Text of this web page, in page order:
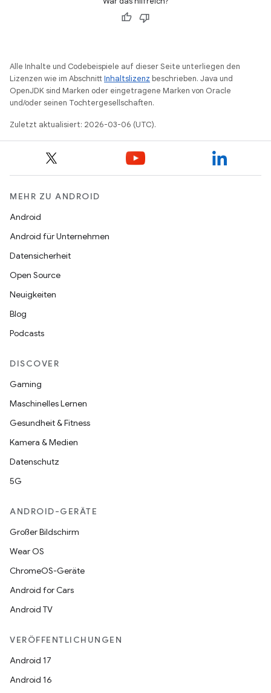
Alle Inhalte und Codebeispiele auf dieser Seite unterliegen den
Lizenzen wie im AbschnittInhaltslizenz beschrieben. Java und
OpenJDK sind Marken oder eingetragene Marken von Oracle
und/oder seinen Tochtergesellschaften.
Zuletzt aktualisiert: 2026-03-06 (UTC).
MEHR ZU ANDROID
Android
Android für Unternehmen
Datensicherheit
Open Source
Neuigkeiten
Blog
Podcasts
DISCOVER
Gaming
Maschinelles Lernen
Gesundheit & Fitness
Kamera & Medien
Datenschutz
5G
ANDROID-GERÄTE
Großer Bildschirm
Wear OS
ChromeOS-Geräte
Android for Cars
Android TV
VERÖFFENTLICHUNGEN
Android 17
Android 16